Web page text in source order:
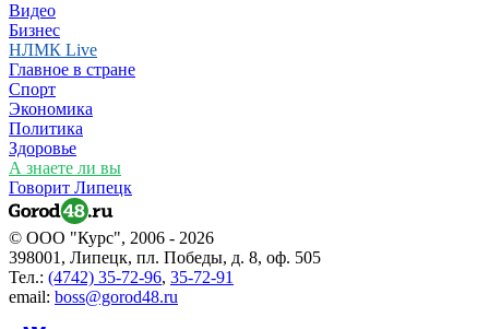
Видео
Бизнес
НЛМК Live
Главное в стране
Спорт
Экономика
Политика
Здоровье
А знаете ли вы
Говорит Липецк
© ООО "Курс", 2006 - 2026
398001, Липецк, пл. Победы, д. 8, оф. 505
Тел.: (4742) 35-72-96, 35-72-91
email: boss@gorod48.ru